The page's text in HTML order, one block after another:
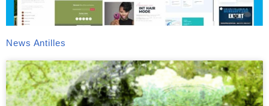
News Antilles